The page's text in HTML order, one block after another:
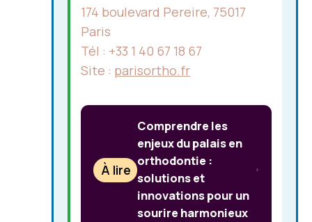
174 boulevard Pereire, 75017
Paris
Tél : +33 1 40 67 18 67
Site : parisortho.fr
À lire
Comprendre les
enjeux du palais en
orthodontie :
solutions et
innovations pour un
sourire harmonieux